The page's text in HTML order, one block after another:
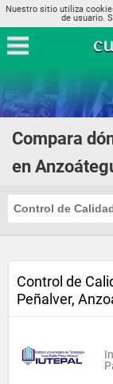
Nuestro sitio utiliza
de usuario.
Compara
en
Control de
Control de
Peñalver,